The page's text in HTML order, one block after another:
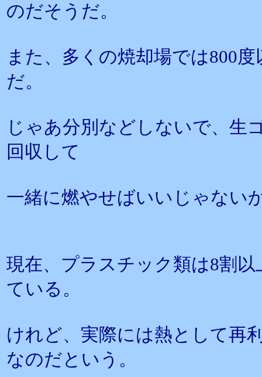
のだそうだ。
また、多くの焼却場では800
だ。
じゃあ分別などしないで、生
回収して
一緒に燃やせばいいじゃない
現在、プラスチック類は8割
ている。
けれど、実際には熱として再
なのだという。